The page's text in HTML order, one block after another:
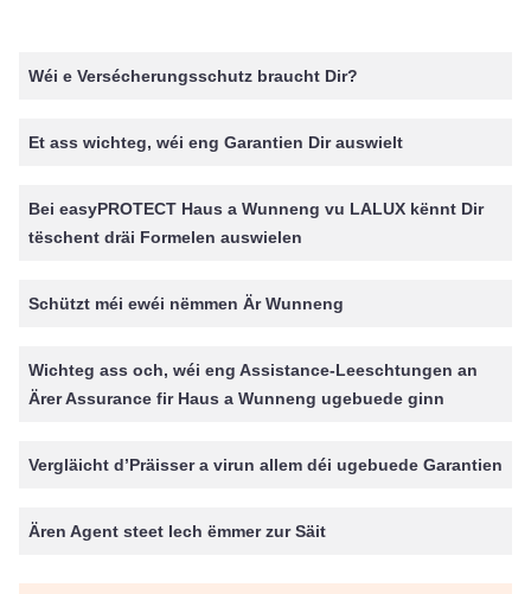
Wéi e Versécherungsschutz braucht Dir?
Et ass wichteg, wéi eng Garantien Dir auswielt
Bei easyPROTECT Haus a Wunneng vu LALUX kënnt Dir
tëschent dräi Formelen auswielen
Schützt méi ewéi nëmmen Är Wunneng
Wichteg ass och, wéi eng Assistance-Leeschtungen an
Ärer Assurance fir Haus a Wunneng ugebuede ginn
Vergläicht d’Präisser a virun allem déi ugebuede Garantien
Ären Agent steet Iech ëmmer zur Säit